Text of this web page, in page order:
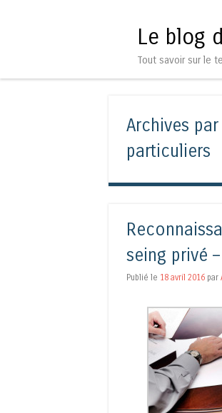
Le blog
Tout savoir sur le
Archives
particuliers
seing privé
Publié le 18 avril 2016 par